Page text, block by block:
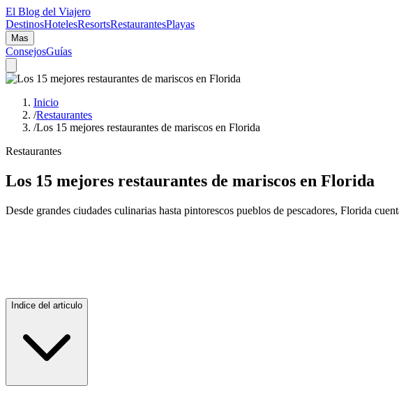
El Blog del Viajero
DestinosHotelesResortsRestaurantesPlayas
Mas
ConsejosGuías
Inicio
/Restaurantes
/Los 15 mejores restaurantes de mariscos en Florida
Restaurantes
Los 15 mejores restaurantes de mariscos en Florida
Desde grandes ciudades culinarias hasta pintorescos pueblos de pescadores, Florida
Indice del articulo